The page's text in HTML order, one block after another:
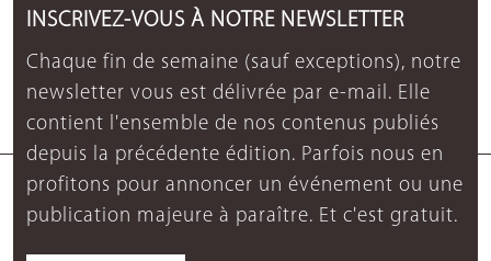
INSCRIVEZ-VOUS À NOTRE NEWSLETTER
Chaque fin de semaine (sauf exceptions), notre
newsletter vous est délivrée par e-mail. Elle
contient l'ensemble de nos contenus publiés
depuis la précédente édition. Parfois nous en
profitons pour annoncer un événement ou une
publication majeure à paraître. Et c'est gratuit.